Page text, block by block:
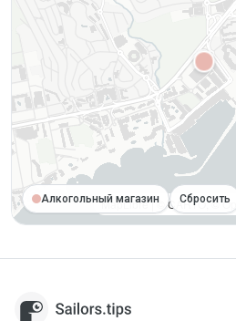
MapLibre| ©CARTO, ©
Алкогольный магазин Сбросить